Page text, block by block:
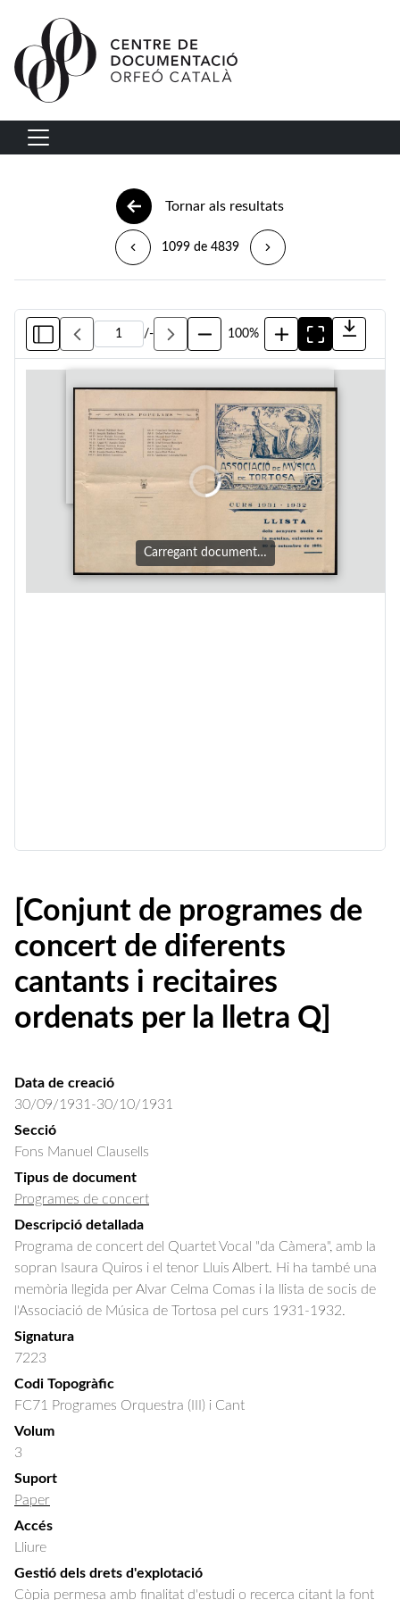
Vés al contingut
Navegació principal
Tornar als resultats
1099 de 4839
/- 100%
Carregant document…
[Conjunt de programes de
concert de diferents
cantants i recitaires
ordenats per la lletra Q]
Data de creació
30/09/1931-30/10/1931
Secció
Fons Manuel Clausells
Tipus de document
Programes de concert
Descripció detallada
Programa de concert del Quartet Vocal "da Càmera", amb la
sopran Isaura Quiros i el tenor Lluis Albert. Hi ha també una
memòria llegida per Alvar Celma Comas i la llista de socis de
l'Associació de Música de Tortosa pel curs 1931-1932.
Signatura
7223
Codi Topogràfic
FC71 Programes Orquestra (III) i Cant
Volum
3
Suport
Paper
Accés
Lliure
Gestió dels drets d'explotació
Còpia permesa amb finalitat d'estudi o recerca citant la font